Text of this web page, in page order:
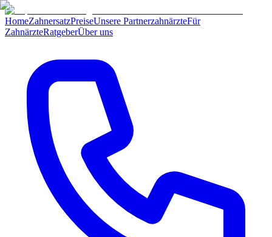
HomeZahnersatzPreiseUnsere PartnerzahnärzteFür
ZahnärzteRatgeberÜber uns